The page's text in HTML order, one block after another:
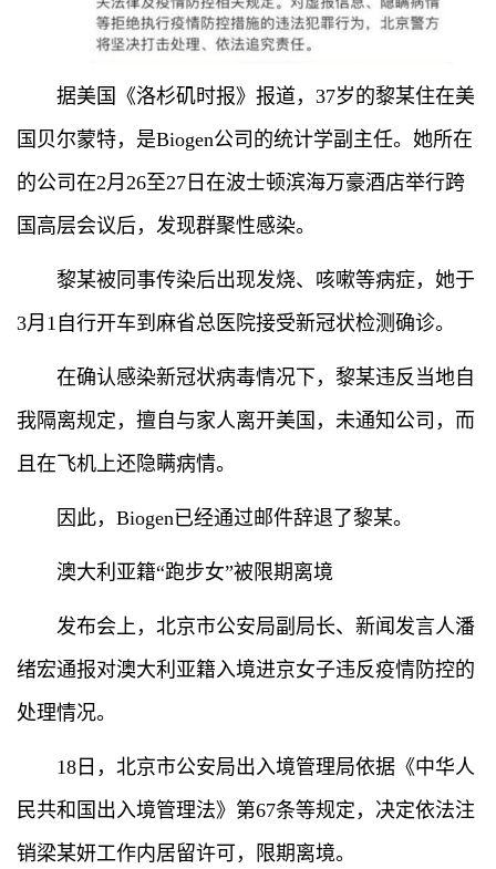
据美国《洛杉矶时报》报道，37岁的黎某住在美
国贝尔蒙特，是Biogen公司的统计学副主任。她所在
的公司在2月26至27日在波士顿滨海万豪酒店举行跨
国高层会议后，发现群聚性感染。
黎某被同事传染后出现发烧、咳嗽等病症，她于
3月1自行开车到麻省总医院接受新冠状检测确诊。
在确认感染新冠状病毒情况下，黎某违反当地自
我隔离规定，擅自与家人离开美国，未通知公司，而
且在飞机上还隐瞒病情。
因此，Biogen已经通过邮件辞退了黎某。
澳大利亚籍“跑步女”被限期离境
发布会上，北京市公安局副局长、新闻发言人潘
绪宏通报对澳大利亚籍入境进京女子违反疫情防控的
处理情况。
18日，北京市公安局出入境管理局依据《中华人
民共和国出入境管理法》第67条等规定，决定依法注
销梁某妍工作内居留许可，限期离境。